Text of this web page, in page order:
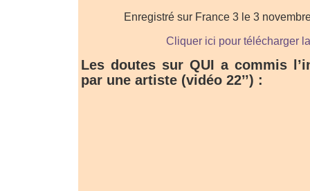
Enregistré sur France 3 le 3
Cliquer ici pour télécharger
Les doutes sur QUI a commis
par une artiste (vidéo 22’’) :